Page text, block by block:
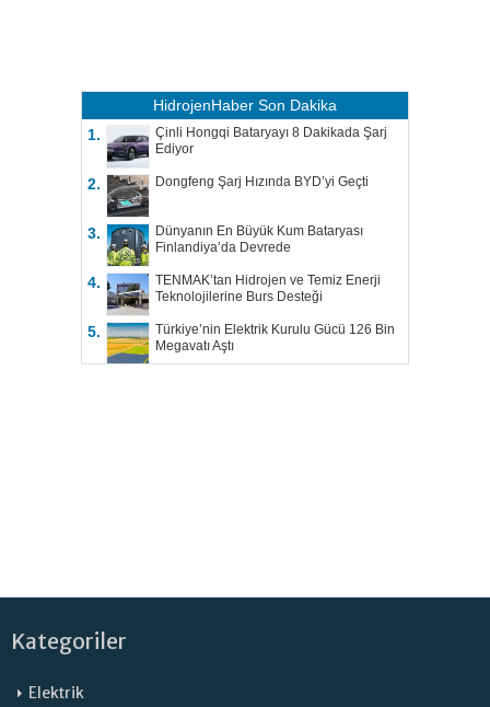
HidrojenHaber Son Dakika
1.
Çinli Hongqi Bataryayı 8 Dakikada Şarj
Ediyor
2. Dongfeng Şarj Hızında BYD’yi Geçti
3.
Dünyanın En Büyük Kum Bataryası
Finlandiya’da Devrede
4.
TENMAK’tan Hidrojen ve Temiz Enerji
Teknolojilerine Burs Desteği
5.
Türkiye’nin Elektrik Kurulu Gücü 126 Bin
Megavatı Aştı
Kategoriler
Elektrik